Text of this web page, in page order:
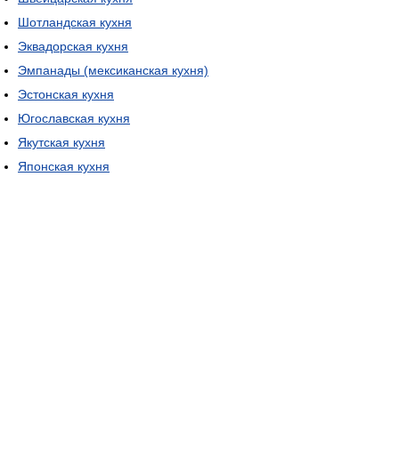
Шотландская кухня
Эквадорская кухня
Эмпанады (мексиканская кухня)
Эстонская кухня
Югославская кухня
Якутская кухня
Японская кухня